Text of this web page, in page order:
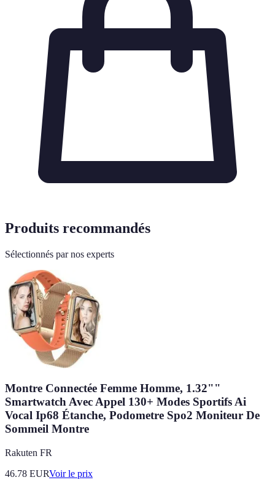
Produits recommandés
Sélectionnés par nos experts
Montre Connectée Femme Homme, 1.32""
Smartwatch Avec Appel 130+ Modes Sportifs Ai
Vocal Ip68 Étanche, Podometre Spo2 Moniteur De
Sommeil Montre
Rakuten FR
46.78 EURVoir le prix